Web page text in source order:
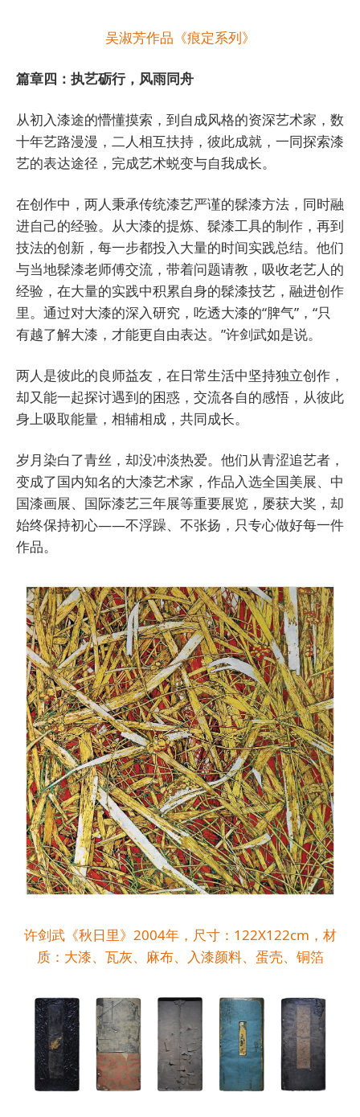
吴淑芳作品《痕定系列》
篇章四：执艺砺行，风雨同舟
从初入漆途的懵懂摸索，到自成风格的资深艺术家，数
十年艺路漫漫，二人相互扶持，彼此成就，一同探索漆
艺的表达途径，完成艺术蜕变与自我成长。
在创作中，两人秉承传统漆艺严谨的髹漆方法，同时融
进自己的经验。从大漆的提炼、髹漆工具的制作，再到
技法的创新，每一步都投入大量的时间实践总结。他们
与当地髹漆老师傅交流，带着问题请教，吸收老艺人的
经验，在大量的实践中积累自身的髹漆技艺，融进创作
里。通过对大漆的深入研究，吃透大漆的“脾气”，“只
有越了解大漆，才能更自由表达。”许剑武如是说。
两人是彼此的良师益友，在日常生活中坚持独立创作，
却又能一起探讨遇到的困惑，交流各自的感悟，从彼此
身上吸取能量，相辅相成，共同成长。
岁月染白了青丝，却没冲淡热爱。他们从青涩追艺者，
变成了国内知名的大漆艺术家，作品入选全国美展、中
国漆画展、国际漆艺三年展等重要展览，屡获大奖，却
始终保持初心——不浮躁、不张扬，只专心做好每一件
作品。
许剑武《秋日里》2004年，尺寸：122X122cm，材
质：大漆、瓦灰、麻布、入漆颜料、蛋壳、铜箔